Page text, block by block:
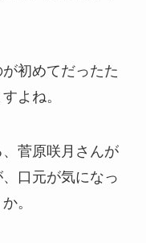
初めてだったた
よね。
菅原咲月さんが
口元が気になっ
。